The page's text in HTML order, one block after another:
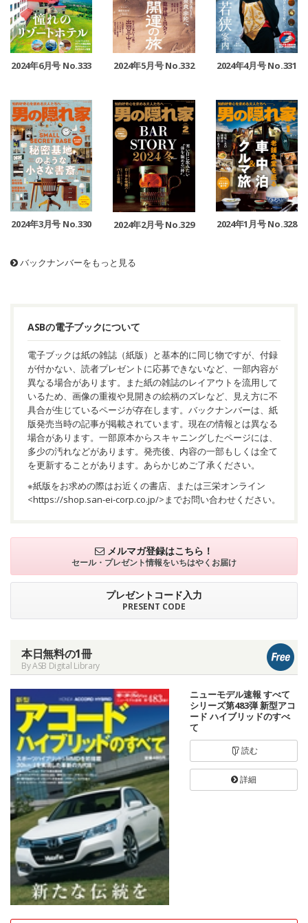
2024年6月号 No.333 2024年5月号 No.332 2024年4月号 No.331
2024年3月号 No.330 2024年2月号 No.329 2024年1月号 No.328
バックナンバーをもっと見る
ASBの電子ブックについて
電子ブックは紙の雑誌（紙版）と基本的に同じ物ですが、付録
が付かない、読者プレゼントに応募できないなど、一部内容が
異なる場合があります。また紙の雑誌のレイアウトを流用して
いるため、画像の重複や見開きの絵柄のズレなど、見え方に不
具合が生じているページが存在します。バックナンバーは、紙
版発売当時の記事が掲載されています。現在の情報とは異なる
場合があります。一部原本からスキャニングしたページには、
多少の汚れなどがあります。発売後、内容の一部もしくは全て
を更新することがあります。あらかじめご了承ください。
※紙版をお求めの際はお近くの書店、または三栄オンライン
<https://shop.san-ei-corp.co.jp/>までお問い合わせください。
メルマガ登録はこちら！
セール・プレゼント情報をいちはやくお届け
プレゼントコード入力
PRESENT CODE
本日無料の1冊
By ASB Digital Library
ニューモデル速報 すべて
シリーズ第483弾 新型アコ
ード ハイブリッドのすべ
て
読む
詳細